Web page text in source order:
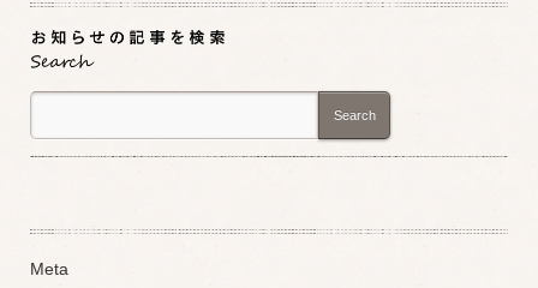
Search
Meta